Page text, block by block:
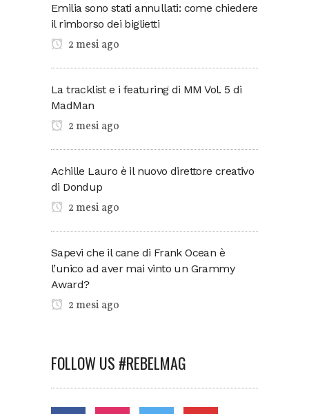
Emilia sono stati annullati: come chiedere
il rimborso dei biglietti
2 mesi ago
La tracklist e i featuring di MM Vol. 5 di
MadMan
2 mesi ago
Achille Lauro è il nuovo direttore creativo
di Dondup
2 mesi ago
Sapevi che il cane di Frank Ocean è
l’unico ad aver mai vinto un Grammy
Award?
2 mesi ago
FOLLOW US #REBELMAG